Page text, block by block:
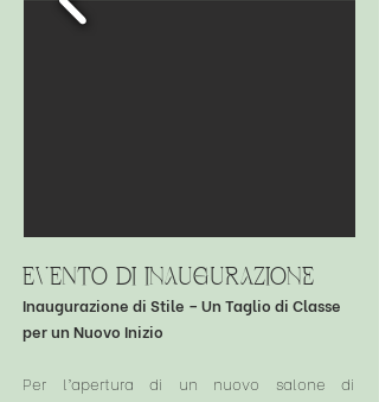
evento dI INAUGURAZIONE
Inaugurazione di Stile – Un Taglio di Classe
per un Nuovo Inizio
Per l’apertura di un nuovo salone di